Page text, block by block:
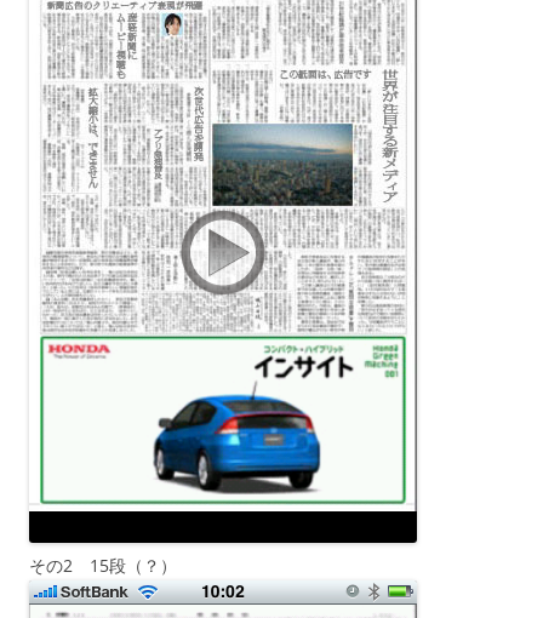
その2 15段（？）